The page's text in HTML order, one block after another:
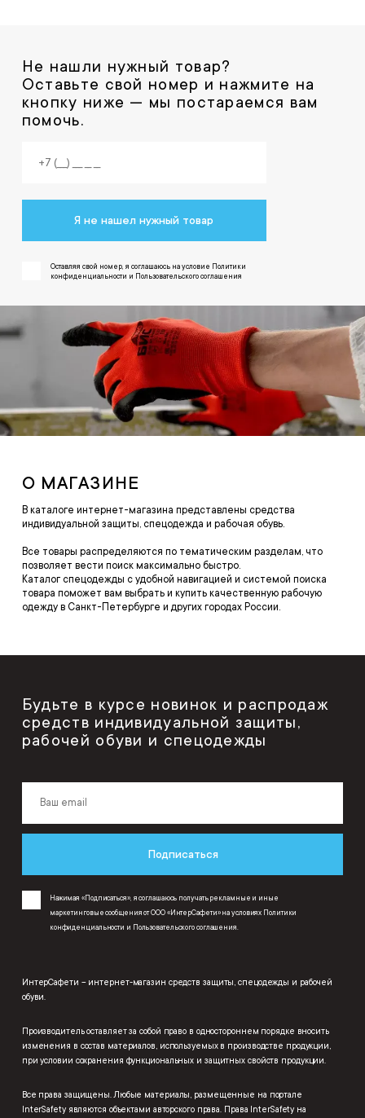
Не нашли нужный товар?
Оставьте свой номер и нажмите на
кнопку ниже — мы постараемся вам
помочь.
Я не нашел нужный товар
Оставляя свой номер, я соглашаюсь на условие Политики
конфиденциальности и Пользовательского соглашения
О МАГАЗИНЕ
В каталоге интернет-магазина представлены средства
индивидуальной защиты, спецодежда и рабочая обувь.
Все товары распределяются по тематическим разделам, что
позволяет вести поиск максимально быстро.
Каталог спецодежды с удобной навигацией и системой поиска
товара поможет вам выбрать и купить качественную рабочую
одежду в Санкт-Петербурге и других городах России.
Будьте в курсе новинок и распродаж
средств индивидуальной защиты,
рабочей обуви и спецодежды
Подписаться
Нажимая «Подписаться», я соглашаюсь получать рекламные и иные
маркетинговые сообщения от ООО «ИнтерСафети» на условиях Политики
конфиденциальности и Пользовательского соглашения
ИнтерСафети – интернет-магазин средств защиты, спецодежды и рабочей
обуви.
Производитель оставляет за собой право в одностороннем порядке вносить
изменения в состав материалов, используемых в производстве продукции,
при условии сохранения функциональных и защитных свойств продукции.
Все права защищены. Любые материалы, размещенные на портале
InterSafety являются объектами авторского права. Права InterSafety на